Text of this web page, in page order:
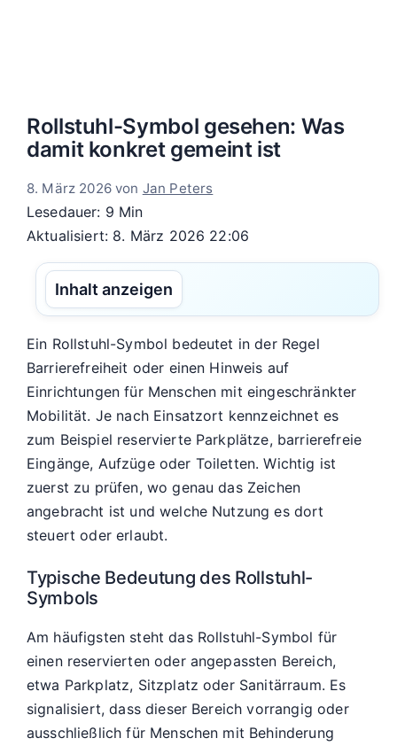
Rollstuhl-Symbol gesehen: Was
damit konkret gemeint ist
8. März 2026 von Jan Peters
Lesedauer: 9 Min
Aktualisiert: 8. März 2026 22:06
Inhalt anzeigen
Ein Rollstuhl-Symbol bedeutet in der Regel
Barrierefreiheit oder einen Hinweis auf
Einrichtungen für Menschen mit eingeschränkter
Mobilität. Je nach Einsatzort kennzeichnet es
zum Beispiel reservierte Parkplätze, barrierefreie
Eingänge, Aufzüge oder Toiletten. Wichtig ist
zuerst zu prüfen, wo genau das Zeichen
angebracht ist und welche Nutzung es dort
steuert oder erlaubt.
Typische Bedeutung des Rollstuhl-
Symbols
Am häufigsten steht das Rollstuhl-Symbol für
einen reservierten oder angepassten Bereich,
etwa Parkplatz, Sitzplatz oder Sanitärraum. Es
signalisiert, dass dieser Bereich vorrangig oder
ausschließlich für Menschen mit Behinderung